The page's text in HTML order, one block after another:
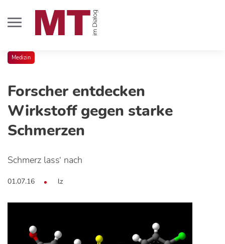
Medizin
Forscher entdecken
Wirkstoff gegen starke
Schmerzen
Schmerz lass‘ nach
01.07.16 lz